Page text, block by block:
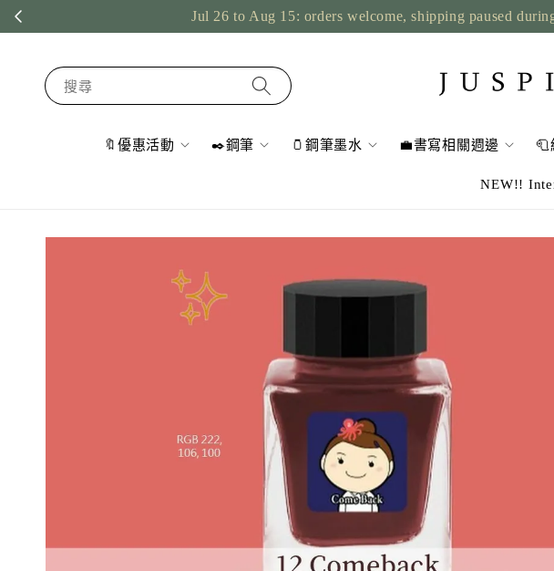
Jul 26 to Aug 15: orders welcome, shipping paused
搜尋
🔖優惠活動 ✒️鋼筆 🫙鋼筆墨水 💼書寫相關週邊 🧻
NEW!!